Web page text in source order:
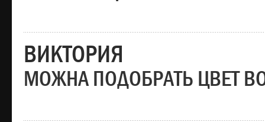
ВИКТОРИЯ
МОЖНА ПОДОБРАТЬ ЦВЕТ